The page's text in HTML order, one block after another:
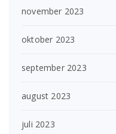
november 2023
oktober 2023
september 2023
august 2023
juli 2023